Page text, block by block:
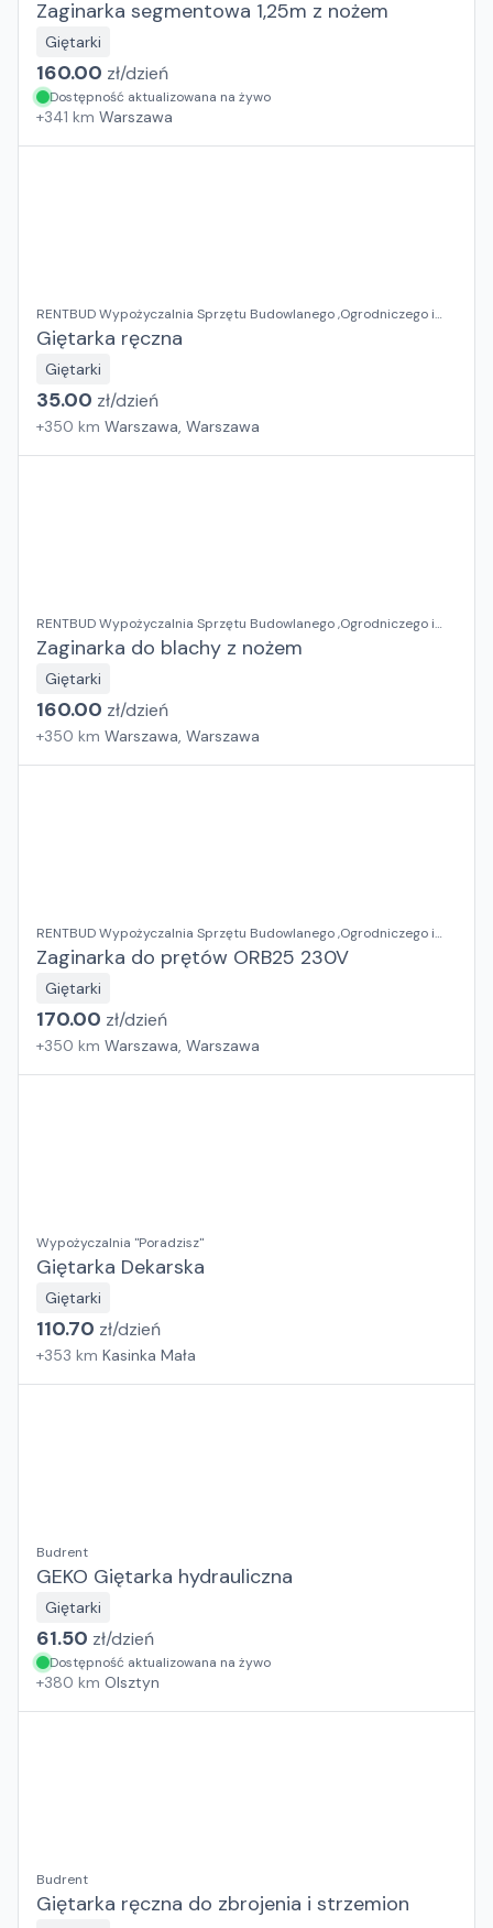
Zaginarka segmentowa 1,25m z nożem
Giętarki
160.00 zł/dzień
Dostępność aktualizowana na żywo
+341 km Warszawa
RENTBUD Wypożyczalnia Sprzętu Budowlanego ,Ogrodniczego i
Elektronarzędzi
Giętarka ręczna
Giętarki
35.00 zł/dzień
+350 km Warszawa, Warszawa
RENTBUD Wypożyczalnia Sprzętu Budowlanego ,Ogrodniczego i
Elektronarzędzi
Zaginarka do blachy z nożem
Giętarki
160.00 zł/dzień
+350 km Warszawa, Warszawa
RENTBUD Wypożyczalnia Sprzętu Budowlanego ,Ogrodniczego i
Elektronarzędzi
Zaginarka do prętów ORB25 230V
Giętarki
170.00 zł/dzień
+350 km Warszawa, Warszawa
Wypożyczalnia "Poradzisz"
Giętarka Dekarska
Giętarki
110.70 zł/dzień
+353 km Kasinka Mała
Budrent
GEKO Giętarka hydrauliczna
Giętarki
61.50 zł/dzień
Dostępność aktualizowana na żywo
+380 km Olsztyn
Budrent
Giętarka ręczna do zbrojenia i strzemion